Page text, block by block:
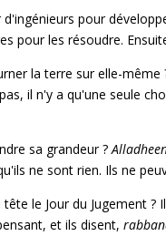
pour
pour les résoudre.
la terre sur elle-
il n'y a qu'une seule
sa grandeur ?
ne sont rien. Ils ne
le Jour du Jugement
et ils disent,